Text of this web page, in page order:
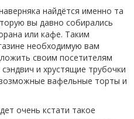
найдётся именно та
вы давно собирались
или кафе. Таким
необходимую вам
своим посетителям
и хрустящие трубочки
вафельные торты и
очень кстати такое